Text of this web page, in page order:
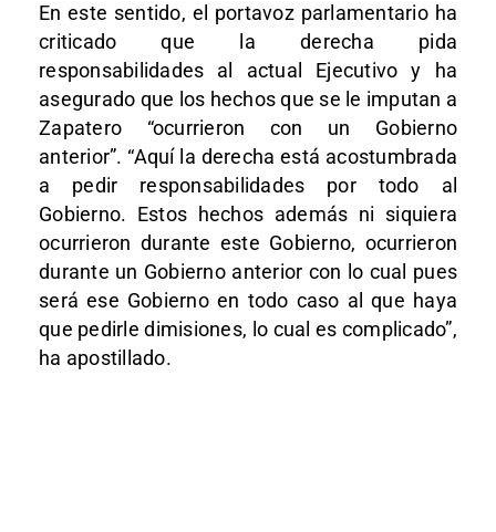
En este sentido, el portavoz parlamentario ha
criticado que la derecha pida
responsabilidades al actual Ejecutivo y ha
asegurado que los hechos que se le imputan a
Zapatero “ocurrieron con un Gobierno
anterior”. “Aquí la derecha está acostumbrada
a pedir responsabilidades por todo al
Gobierno. Estos hechos además ni siquiera
ocurrieron durante este Gobierno, ocurrieron
durante un Gobierno anterior con lo cual pues
será ese Gobierno en todo caso al que haya
que pedirle dimisiones, lo cual es complicado”,
ha apostillado.